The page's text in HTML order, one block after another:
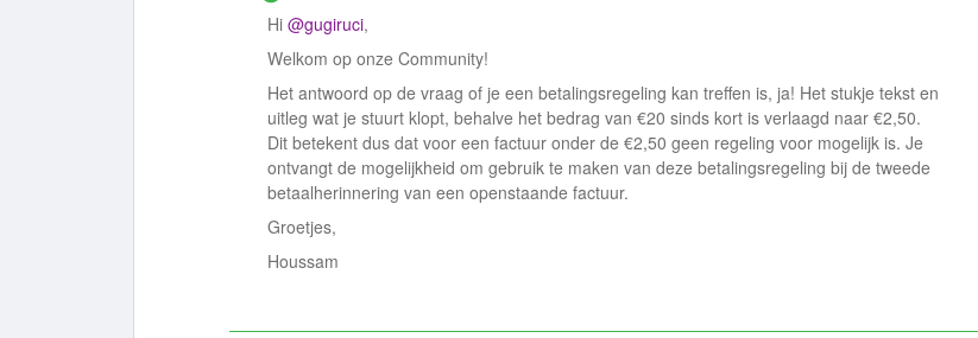
Hi @gugiruci,
Welkom op onze Community!
Het antwoord op de vraag of je een betalingsregeling kan treffen is, ja! Het stukje tekst en
uitleg wat je stuurt klopt, behalve het bedrag van €20 sinds kort is verlaagd naar €2,50.
Dit betekent dus dat voor een factuur onder de €2,50 geen regeling voor mogelijk is. Je
ontvangt de mogelijkheid om gebruik te maken van deze betalingsregeling bij de tweede
betaalherinnering van een openstaande factuur.
Groetjes,
Houssam